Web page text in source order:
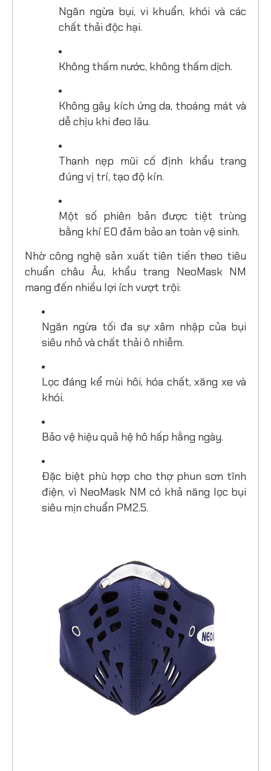
Ngăn ngừa bụi, vi khuẩn, khói và các
chất thải độc hại.
Không thấm nước, không thấm dịch.
Không gây kích ứng da, thoáng mát và
dễ chịu khi đeo lâu.
Thanh nẹp mũi cố định khẩu trang
đúng vị trí, tạo độ kín.
Một số phiên bản được tiệt trùng
bằng khí EO đảm bảo an toàn vệ sinh.
Nhờ công nghệ sản xuất tiên tiến theo tiêu
chuẩn châu Âu, khẩu trang NeoMask NM
mang đến nhiều lợi ích vượt trội:
Ngăn ngừa tối đa sự xâm nhập của bụi
siêu nhỏ và chất thải ô nhiễm.
Lọc đáng kể mùi hôi, hóa chất, xăng xe và
khói.
Bảo vệ hiệu quả hệ hô hấp hằng ngày.
Đặc biệt phù hợp cho thợ phun sơn tĩnh
điện, vì NeoMask NM có khả năng lọc bụi
siêu mịn chuẩn PM2.5.